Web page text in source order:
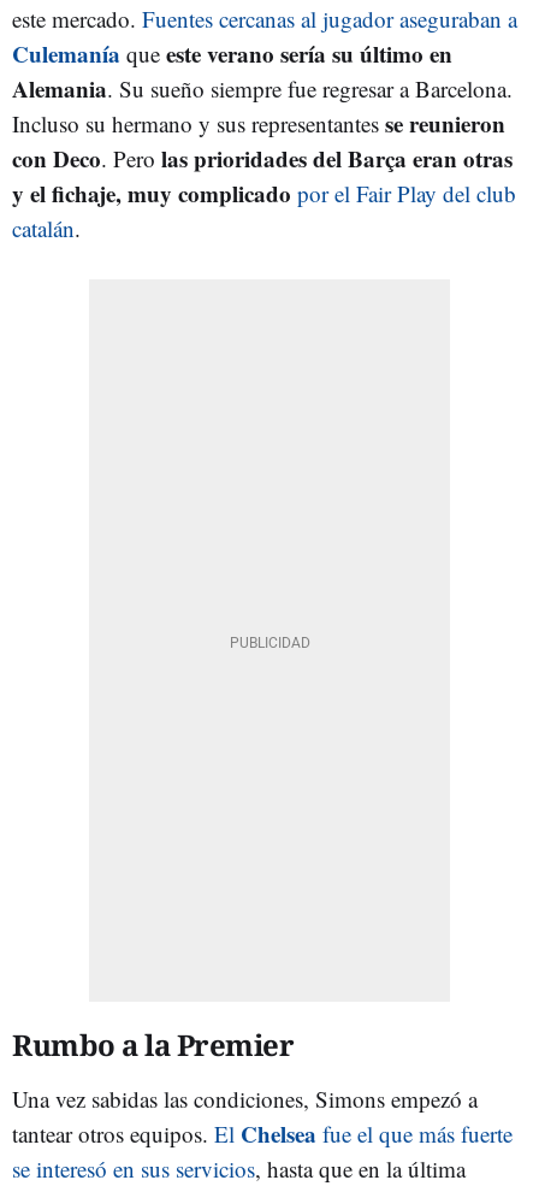
este mercado. Fuentes cercanas al jugador aseguraban a
Culemanía que este verano sería su último en
Alemania. Su sueño siempre fue regresar a Barcelona.
Incluso su hermano y sus representantes se reunieron
con Deco. Pero las prioridades del Barça eran otras
y el fichaje, muy complicado por el Fair Play del club
catalán.
Rumbo a la Premier
Una vez sabidas las condiciones, Simons empezó a
tantear otros equipos. El Chelsea fue el que más fuerte
se interesó en sus servicios, hasta que en la última